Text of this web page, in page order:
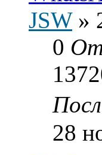
JSW»
0
28